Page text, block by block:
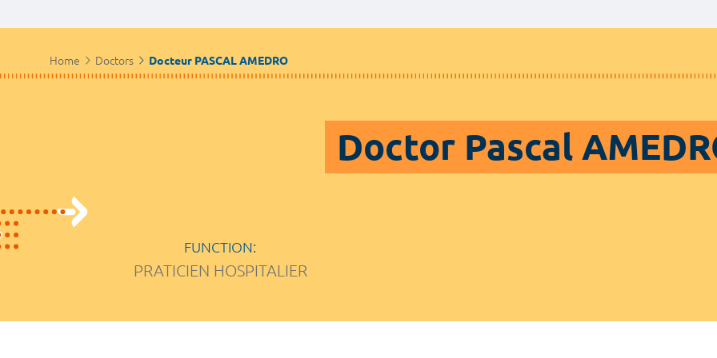
Home Doctors Docteur PASCAL AMEDRO
Doctor Pascal
FUNCTION:
PRATICIEN HOSPITALIER